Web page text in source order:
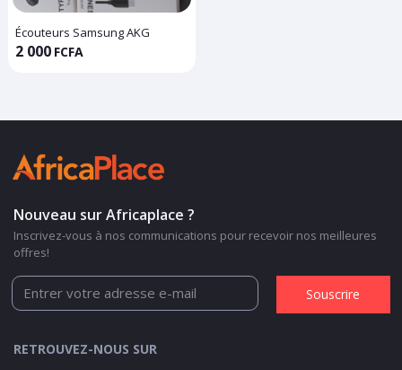
Écouteurs Samsung AKG
2 000 FCFA
Nouveau sur Africaplace ?
Inscrivez-vous à nos communications pour recevoir nos meilleures
offres!
Souscrire
RETROUVEZ-NOUS SUR